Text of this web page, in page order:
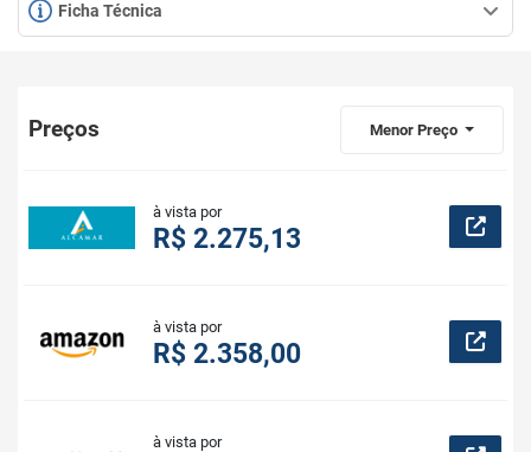
Ficha Técnica
Preços Menor Preço
à vista por
R$ 2.275,13
à vista por
R$ 2.358,00
à vista por